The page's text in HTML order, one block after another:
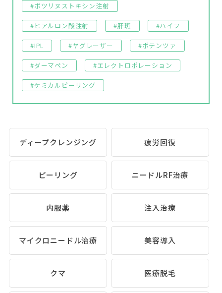
#ボツリヌストキシン注射
#ヒアルロン酸注射 #肝斑 #ハイフ
#IPL #ヤグレーザー #ポテンツァ
#ダーマペン #エレクトロポレーション
#ケミカルピーリング
ディープクレンジング 疲労回復
ピーリング ニードルRF治療
内服薬 注入治療
マイクロニードル治療 美容導入
クマ 医療脱毛